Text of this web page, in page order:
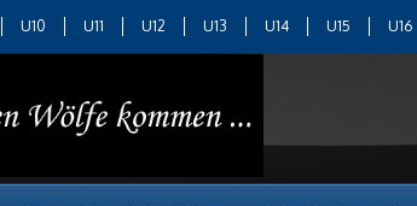
U10 U11 U12 U13 U14 U15 U16